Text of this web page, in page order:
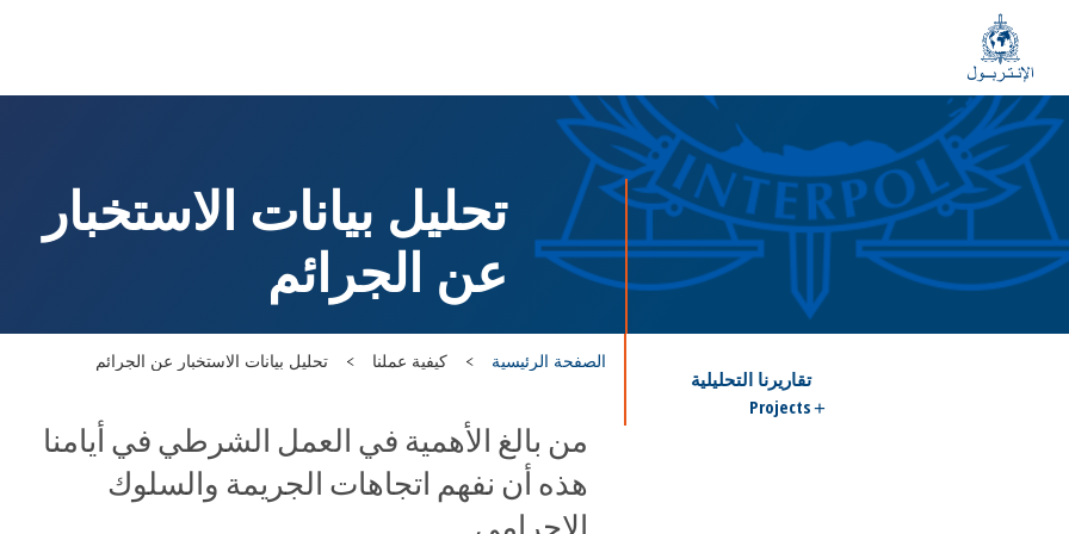
تحليل بيانات الاستخبار
عن الجرائم
الصفحة الرئيسية كيفية عملنا تحليل بيانات الاستخبار عن الجرائم
تقاريرنا التحليلية
Projects
من بالغ الأهمية في العمل الشرطي في أيامنا
هذه أن نفهم اتجاهات الجريمة والسلوك